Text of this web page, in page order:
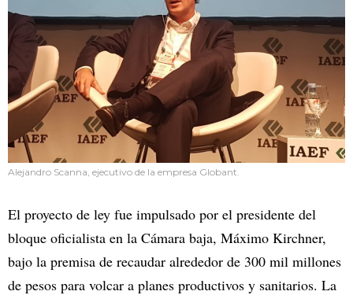
Alejandro Scanna, ejecutivo de la empresa Globant.
El proyecto de ley fue impulsado por el presidente del
bloque oficialista en la Cámara baja, Máximo Kirchner,
bajo la premisa de recaudar alrededor de 300 mil millones
de pesos para volcar a planes productivos y sanitarios. La